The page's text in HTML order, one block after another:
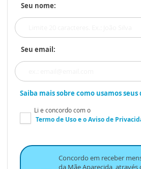
Seu nome:
Seu email:
Saiba mais sobre como usamos seus
Li e concordo com o
Termo de Usoe oAviso de
Concordo em receber
da Mãe Aparecida, através